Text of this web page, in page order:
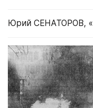
Юрий СЕНАТОРОВ,